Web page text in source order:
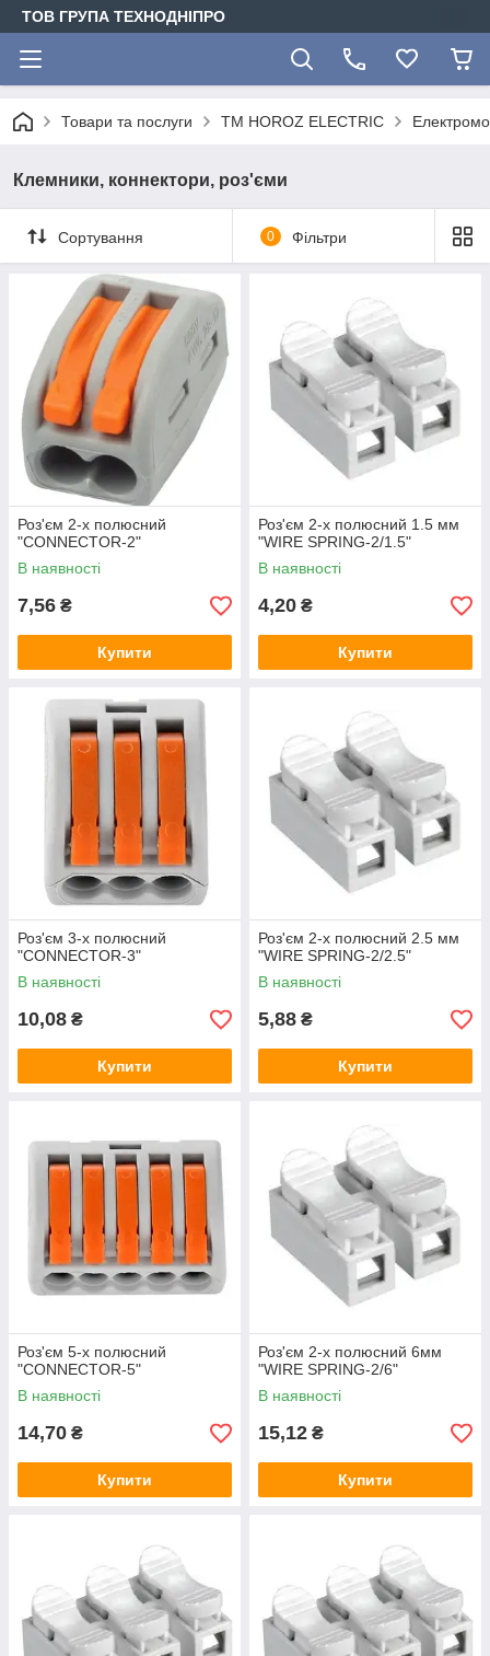
ТОВ ГРУПА ТЕХНОДНІПРО
Товари та послуги ТМ HOROZ ELECTRIC
Клемники, коннектори, роз'єми
Сортування 0 Фільтри
Роз'єм 2-х полюсний
"CONNECTOR-2"
В наявності
7,56 ₴
Купити
Роз'єм 2-х полюсний 1.5 мм
"WIRE SPRING-2/1.5"
В наявності
4,20 ₴
Купити
Роз'єм 3-х полюсний
"CONNECTOR-3"
В наявності
10,08 ₴
Купити
Роз'єм 2-х полюсний 2.5 мм
"WIRE SPRING-2/2.5"
В наявності
5,88 ₴
Купити
Роз'єм 5-х полюсний
"CONNECTOR-5"
В наявності
14,70 ₴
Купити
Роз'єм 2-х полюсний 6мм
"WIRE SPRING-2/6"
В наявності
15,12 ₴
Купити